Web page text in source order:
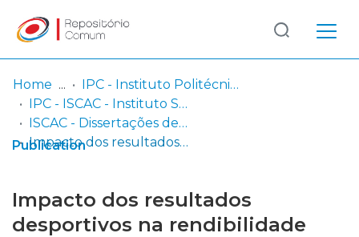
Communities
& Collections
Entities
Log
In
(current)
Home
IPC - Instituto Politécnico de Coimbra
IPC - ISCAC - Instituto Superior de Contabilidade e Administração de Coimbra
ISCAC - Dissertações de Mestrado
Impacto dos resultados desportivos na rendibilidade das ações de clubes europeus
Publication
Impacto dos resultados
desportivos na rendibilidade